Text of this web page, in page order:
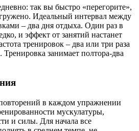
так вы быстро «перегорите»,
Идеальный интервал между
– два дня отдыха. Один раз в
и эффект от занятий настанет
тренировок – два или три раза
занимает полтора-два
в каждом упражнении
мускулатуры,
и силы. Для начала все